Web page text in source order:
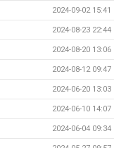
2024-09-02 15:41
2024-08-23 22:44
2024-08-20 13:06
2024-08-12 09:47
2024-06-20 13:03
2024-06-10 14:07
2024-06-04 09:34